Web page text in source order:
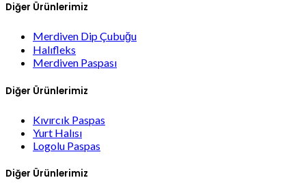
Diğer Ürünlerimiz
Merdiven Dip Çubuğu
Halıfleks
Merdiven Paspası
Diğer Ürünlerimiz
Kıvırcık Paspas
Yurt Halısı
Logolu Paspas
Diğer Ürünlerimiz